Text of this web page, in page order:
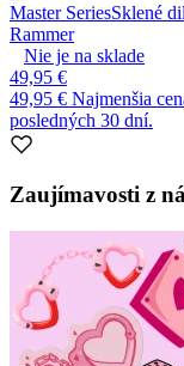
Master SeriesSklené
Rammer
Nie je na sklade
49,95 €
49,95 € Najmenšia
posledných 30 dní.
Zaujímavosti z